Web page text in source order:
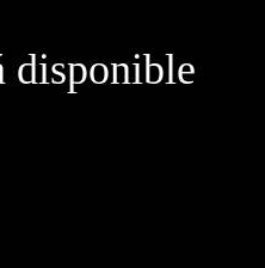
disponible